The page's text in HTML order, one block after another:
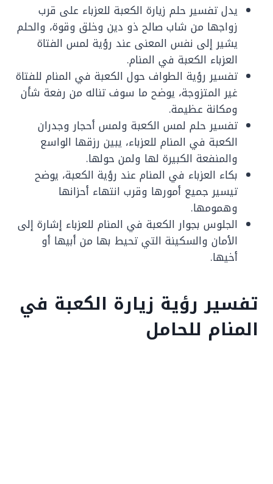
يدل تفسير حلم زيارة الكعبة للعزباء على قرب
زواجها من شاب صالح ذو دين وخلق وقوة، والحلم
يشير إلى نفس المعنى عند رؤية لمس الفتاة
العزباء الكعبة في المنام.
تفسير رؤية الطواف حول الكعبة في المنام للفتاة
غير المتزوجة، يوضح ما سوف تناله من رفعة شأن
ومكانة عظيمة.
تفسير حلم لمس الكعبة ولمس أحجار وجدران
الكعبة في المنام للعزباء، يبين رزقها الواسع
والمنفعة الكبيرة لها ولمن حولها.
بكاء العزباء في المنام عند رؤية الكعبة، يوضح
تيسير جميع أمورها وقرب انتهاء أحزانها
وهمومها.
الجلوس بجوار الكعبة في المنام للعزباء إشارة إلى
الأمان والسكينة التي تحيط بها من أبيها أو
أخيها.
تفسير رؤية زيارة الكعبة في
المنام للحامل